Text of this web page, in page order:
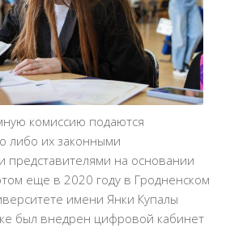
комиссию подаются
либо их законными
представителями на основании
еще в 2020 году в Гродненском
имени Янки Купалы
был внедрен цифровой кабинет